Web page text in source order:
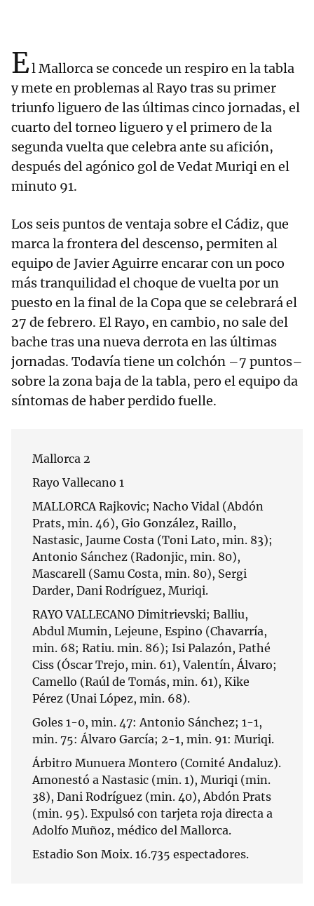
El Mallorca se concede un respiro en la tabla
y mete en problemas al Rayo tras su primer
triunfo liguero de las últimas cinco jornadas, el
cuarto del torneo liguero y el primero de la
segunda vuelta que celebra ante su afición,
después del agónico gol de Vedat Muriqi en el
minuto 91.
Los seis puntos de ventaja sobre el Cádiz, que
marca la frontera del descenso, permiten al
equipo de Javier Aguirre encarar con un poco
más tranquilidad el choque de vuelta por un
puesto en la final de la Copa que se celebrará el
27 de febrero. El Rayo, en cambio, no sale del
bache tras una nueva derrota en las últimas
jornadas. Todavía tiene un colchón –7 puntos–
sobre la zona baja de la tabla, pero el equipo da
síntomas de haber perdido fuelle.
Mallorca 2
Rayo Vallecano 1
MALLORCA Rajkovic; Nacho Vidal (Abdón
Prats, min. 46), Gio González, Raillo,
Nastasic, Jaume Costa (Toni Lato, min. 83);
Antonio Sánchez (Radonjic, min. 80),
Mascarell (Samu Costa, min. 80), Sergi
Darder, Dani Rodríguez, Muriqi.
RAYO VALLECANO Dimitrievski; Balliu,
Abdul Mumin, Lejeune, Espino (Chavarría,
min. 68; Ratiu. min. 86); Isi Palazón, Pathé
Ciss (Óscar Trejo, min. 61), Valentín, Álvaro;
Camello (Raúl de Tomás, min. 61), Kike
Pérez (Unai López, min. 68).
Goles 1-0, min. 47: Antonio Sánchez; 1-1,
min. 75: Álvaro García; 2-1, min. 91: Muriqi.
Árbitro Munuera Montero (Comité Andaluz).
Amonestó a Nastasic (min. 1), Muriqi (min.
38), Dani Rodríguez (min. 40), Abdón Prats
(min. 95). Expulsó con tarjeta roja directa a
Adolfo Muñoz, médico del Mallorca.
Estadio Son Moix. 16.735 espectadores.